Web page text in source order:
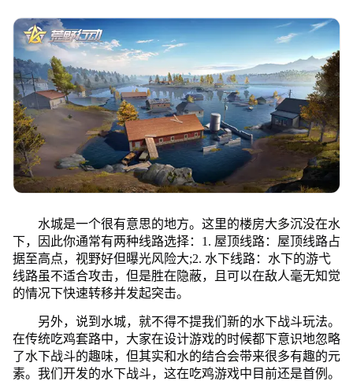
水城是一个很有意思的地方。这里的楼房大多沉没在水
下，因此你通常有两种线路选择：1. 屋顶线路：屋顶线路占
据至高点，视野好但曝光风险大;2. 水下线路：水下的游弋
线路虽不适合攻击，但是胜在隐蔽，且可以在敌人毫无知觉
的情况下快速转移并发起突击。
另外，说到水城，就不得不提我们新的水下战斗玩法。
在传统吃鸡套路中，大家在设计游戏的时候都下意识地忽略
了水下战斗的趣味，但其实和水的结合会带来很多有趣的元
素。我们开发的水下战斗，这在吃鸡游戏中目前还是首例。